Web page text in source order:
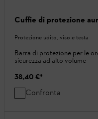
Cuffie di protezione
Protezione udito, viso e testa
Barra di protezione per le
sicurezza ad alto volume
38,40 €*
Confronta